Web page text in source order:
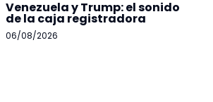
Venezuela y Trump: el sonido
de la caja registradora
06/08/2026